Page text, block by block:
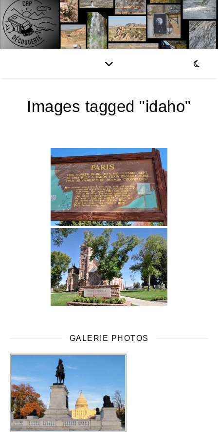
Images tagged "idaho"
GALERIE PHOTOS